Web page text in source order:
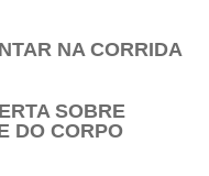
NA CORRIDA
SOBRE
DO CORPO